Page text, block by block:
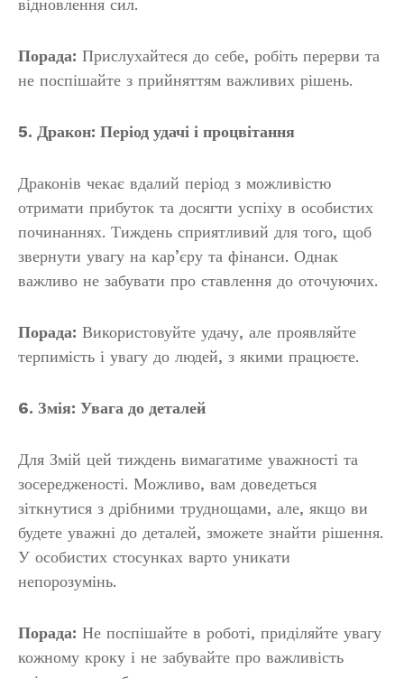
відновлення сил.
Порада: Прислухайтеся до себе, робіть перерви та
не поспішайте з прийняттям важливих рішень.
5. Дракон: Період удачі і процвітання
Драконів чекає вдалий період з можливістю
отримати прибуток та досягти успіху в особистих
починаннях. Тиждень сприятливий для того, щоб
звернути увагу на кар’єру та фінанси. Однак
важливо не забувати про ставлення до оточуючих.
Порада: Використовуйте удачу, але проявляйте
терпимість і увагу до людей, з якими працюєте.
6. Змія: Увага до деталей
Для Змій цей тиждень вимагатиме уважності та
зосередженості. Можливо, вам доведеться
зіткнутися з дрібними труднощами, але, якщо ви
будете уважні до деталей, зможете знайти рішення.
У особистих стосунках варто уникати
непорозумінь.
Порада: Не поспішайте в роботі, приділяйте увагу
кожному кроку і не забувайте про важливість